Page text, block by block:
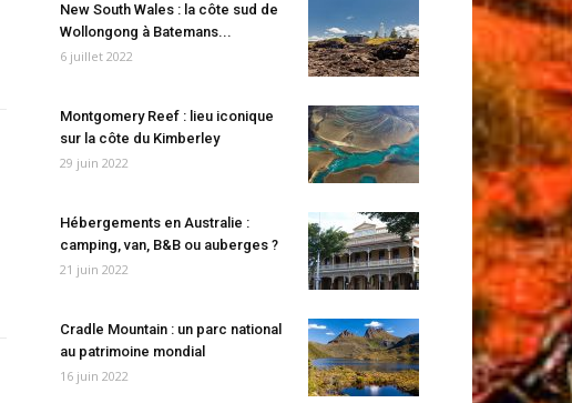
New South Wales : la côte sud de
Wollongong à Batemans...
6 juillet 2022
Montgomery Reef : lieu iconique
sur la côte du Kimberley
29 juin 2022
Hébergements en Australie :
camping, van, B&B ou auberges ?
21 juin 2022
Cradle Mountain : un parc national
au patrimoine mondial
16 juin 2022